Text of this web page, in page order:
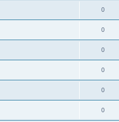
0
0
0
0
0
0